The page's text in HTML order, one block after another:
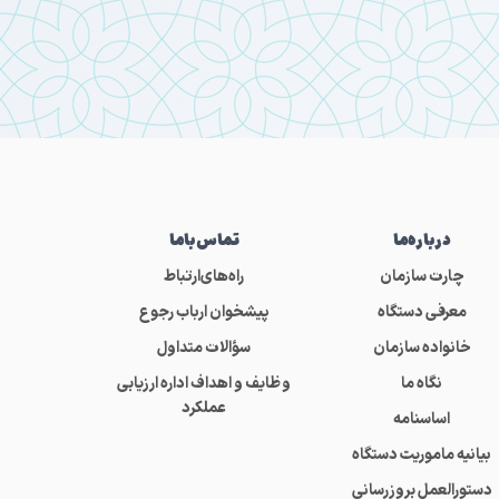
درباره‌ما
چارت سازمان
معرفی دستگاه
خانواده سازمان
نگاه ما
اساسنامه
بیانیه ماموریت دستگاه
دستورالعمل بروزرسانی
تماس‌باما
راه‌های‌ارتباط
پیشخوان ارباب رجوع
سؤالات متداول
وظایف و اهداف اداره ارزیابی
عملکرد